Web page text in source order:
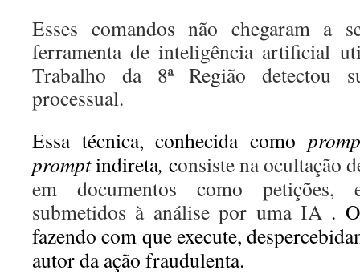
Esses comandos não chegaram a
ferramenta de inteligência artificial
Trabalho da 8ª Região detectou
processual.
Essa técnica, conhecida como
promptindireta, consiste na ocultação
em documentos como petições,
submetidos à análise por uma IA .
fazendo com que execute,
autor da ação fraudulenta.